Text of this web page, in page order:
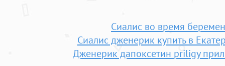
Сиалис во время
Сиалис дженерик купить в
Дженерик дапоксетин priligy